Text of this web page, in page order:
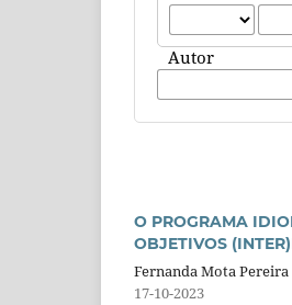
Autor
O PROGRAMA
OBJETIVOS
Fernanda Mota Pereira
17-10-2023